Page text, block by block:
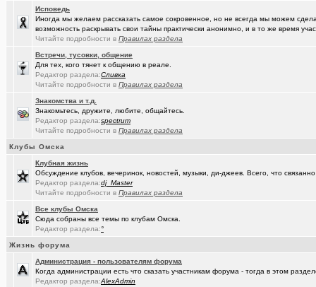
Песни об Омске(омич) +234
Погода в Омске / Прогноз погоды в Омске
Исповедь
Иногда мы желаем рассказать самое сокровенное, но не всегда мы можем
возможность раскрывать свои тайны практически анонимно, и в то же время
Читайте подробности в Правилах раздела
Встречи, тусовки, общение
Для тех, кого тянет к общению в реале.
Редактор раздела:Сливка
Читайте подробности в Правилах раздела
Знакомства и т.д.
Знакомьтесь, дружите, любите, общайтесь.
Редактор раздела:spectrum
Читайте подробности в Правилах раздела
Клубы Омска
Клубная жизнь
Обсуждение клубов, вечеринок, новостей, музыки, ди-джеев. Всего, что
Редактор раздела:dj_Master
Читайте подробности в Правилах раздела
Все клубы Омска
Сюда собраны все темы по клубам Омска.
Редактор раздела:°
Жизнь форума
Администрация - пользователям форума
Когда администрации есть что сказать участникам форума - тогда в этом
Редактор раздела:AlexAdmin